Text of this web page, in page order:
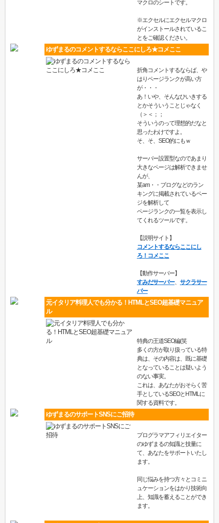
マクロのシートです。
※エクセルにエクセルマクロ
がインストールされているこ
とをご確認ください。
ゆずまるのコメントするならここにしろ★コメここ
折角コメントするならば、や
はりページランクが高い方
が・・・
あ！いや、そんなひいきする
とかそういうことじゃなく
（＞＜；；
そういうのって理想的だなと
思ったわけですよ。
そ、そ、SEO的にもｗ
サーバー設置型なのであまり
大きなページは解析できませ
んが、
某am・・ブログなどのラン
キングに掲載されているペー
ジを解析して
ページランクの一覧を表示し
てくれるツールです。
【説明サイト】
コメントするならここにし
ろ！コメここ
【動作サーバー】
すみだサーバー、 サクラサー
バー
元イタリア料理人でも分かる！HTMLとSEO超基礎マニュア
ル
特典の王道SEO編(笑
多くの方が取り扱っている特
典は、その内容は、既に基礎
となっていることは疑いよう
のない事実。
これは、あなたがおそらく苦
手としているSEOとHTMLに
関する資料です。
ゆずまるのサポートSNSにご招待
プログラマアフィリエイター
のゆずまるの知識と技量に
て、あなたをサポートいたし
ます。
同じ悩みを持つ方々とコミニ
ュケーションをはかり技術向
上、知識を蓄えることができ
ます。